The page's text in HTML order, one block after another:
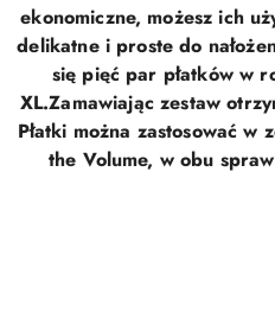
ekonomiczne, możesz ich
delikatne i proste do
się pięć par płatków w
XL.Zamawiając zestaw
Płatki można zastosować
the Volume, w obu